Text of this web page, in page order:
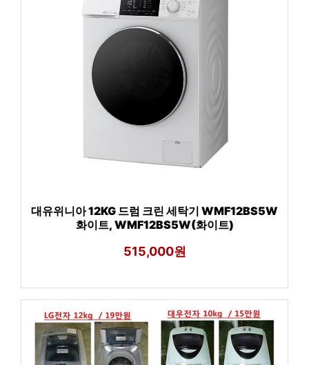
대유위니아 12KG 드럼 크린 세탁기 WMF12BS5W
화이트, WMF12BS5W(화이트)
515,000원